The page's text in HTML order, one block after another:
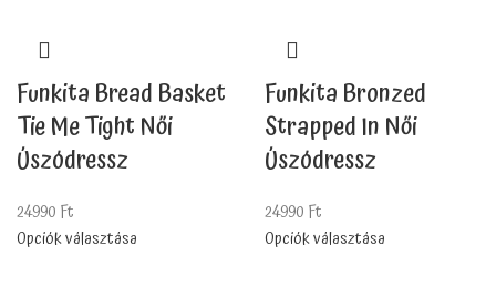
Funkita Bread Basket
Tie Me Tight Női
Úszódressz
24990 Ft
Opciók választása
Funkita Bronzed
Strapped In Női
Úszódressz
24990 Ft
Opciók választása